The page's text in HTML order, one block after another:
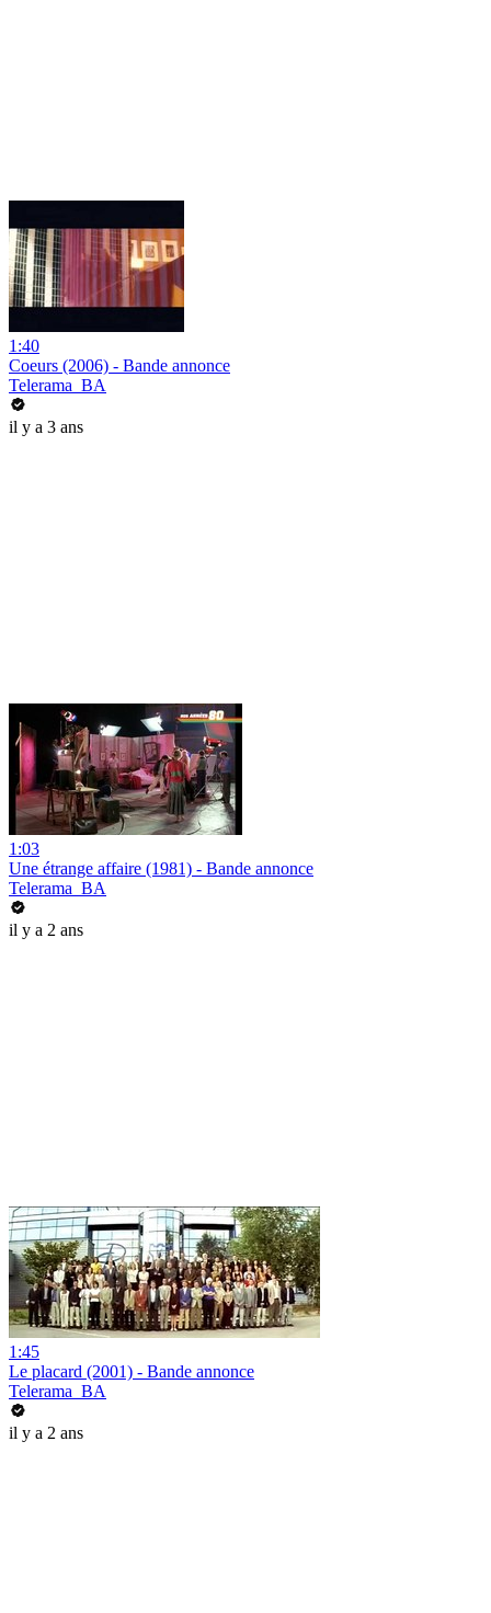
1:40
Coeurs (2006) - Bande annonce
Telerama_BA
il y a 3 ans
1:03
Une étrange affaire (1981) - Bande annonce
Telerama_BA
il y a 2 ans
1:45
Le placard (2001) - Bande annonce
Telerama_BA
il y a 2 ans